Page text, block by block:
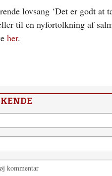
lovsang ‘Det er godt at
til en nyfortolkning af
her.